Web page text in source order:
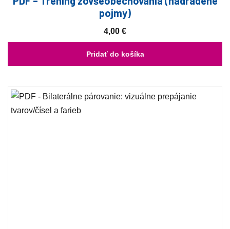
pojmy)
4,00 €
Pridať do košíka